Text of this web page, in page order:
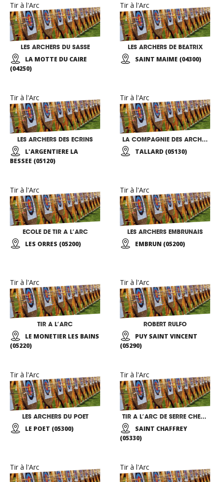
Tir à l'Arc
LES ARCHERS DU SASSE
LA MOTTE DU CAIRE
(04250)
Tir à l'Arc
LES ARCHERS DE BEATRIX
SAINT MAIME (04300)
Tir à l'Arc
LES ARCHERS DES ECRINS
L'ARGENTIERE LA
BESSEE (05120)
Tir à l'Arc
LA COMPAGNIE DES ARCHERS GAPENCAIS
TALLARD (05130)
Tir à l'Arc
ECOLE DE TIR A L’ARC
LES ORRES (05200)
Tir à l'Arc
LES ARCHERS EMBRUNAIS
EMBRUN (05200)
Tir à l'Arc
TIR A L’ARC
LE MONETIER LES BAINS
(05220)
Tir à l'Arc
ROBERT RULFO
PUY SAINT VINCENT
(05290)
Tir à l'Arc
LES ARCHERS DU POET
LE POET (05300)
Tir à l'Arc
TIR A L’ARC DE SERRE CHEVALIER
SAINT CHAFFREY
(05330)
Tir à l'Arc Tir à l'Arc